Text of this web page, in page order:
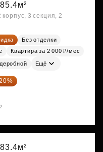
85.4м²
3 секция, 2
Без отделки
Квартира за 2 000 ₽/мес
Ещё
83.4м²